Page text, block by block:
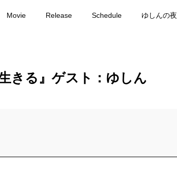
Movie Release Schedule ゆしんの夜
きる』ゲスト：ゆしん